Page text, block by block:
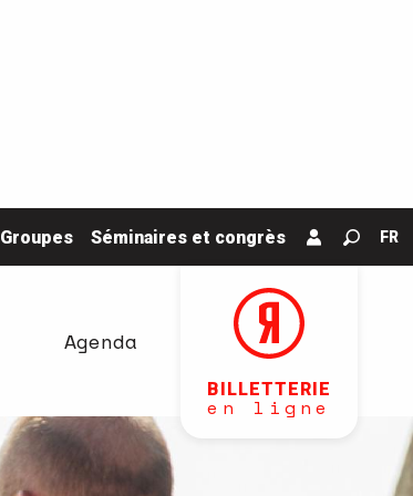
Groupes Séminaires et congrès FR
BILLETTERIE
en ligne
Agenda